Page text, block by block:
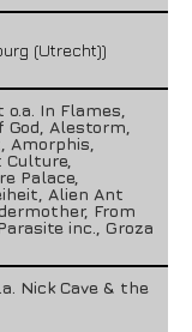
(Utrecht))
In Flames,
Alestorm,
Amorphis,
Palace,
Alien Ant
From
inc., Groza
Nick Cave & the